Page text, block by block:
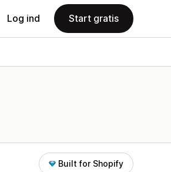
Log ind Start gratis
Built for Shopify